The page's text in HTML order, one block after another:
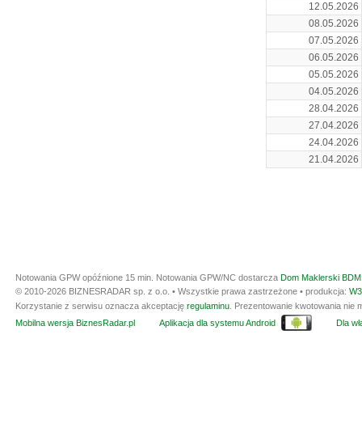
12.05.2026
08.05.2026
07.05.2026
06.05.2026
05.05.2026
04.05.2026
28.04.2026
27.04.2026
24.04.2026
21.04.2026
Notowania GPW opóźnione 15 min. Notowania GPW/NC dostarcza Dom Maklerski
© 2010-2026 BIZNESRADAR sp. z o.o. • Wszystkie prawa zastrzeżone • produkcja:
Korzystanie z serwisu oznacza akceptację regulaminu . Prezentowanie kwotowania
Mobilna wersja BiznesRadar.pl
Aplikacja dla systemu Android Dla